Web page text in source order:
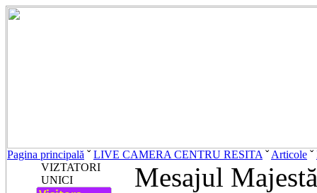
Pagina principală ˇLIVE CAMERA CENTRU RESITA ˇArticole ˇ
VIZTATORI
UNICI
Mesajul